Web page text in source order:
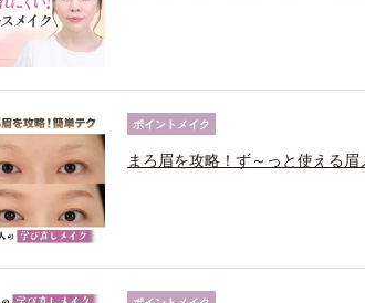
ポイントメイク
まろ眉を攻略！ず～っと使える